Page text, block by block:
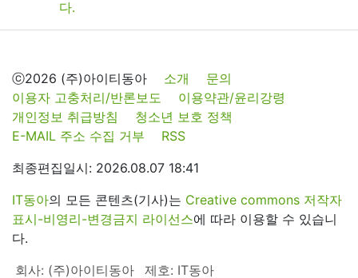
ⓒ2026 (주)아이티동아 소개
문의
이용자 고충처리/반론보도
이용약관/윤리강령
개인정보 취급방침
청소년 보호 정책
E-MAIL 주소 수집 거부
RSS
최종편집일시: 2026.08.07 18:41
IT동아의 모든 콘텐츠(기사)는 Creative commons 저작자
표시-비영리-변경금지 라이선스에 따라 이용할 수 있습니
다.
회사: (주)아이티동아
제호: IT동아